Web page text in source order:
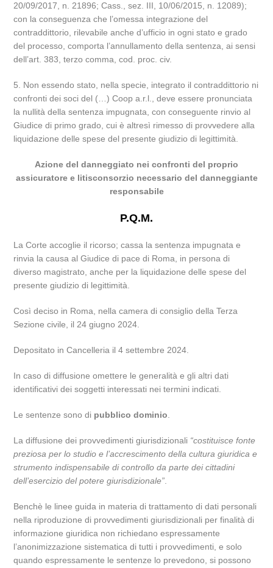
20/09/2017, n. 21896; Cass., sez. III, 10/06/2015, n. 12089);
con la conseguenza che l’omessa integrazione del
contraddittorio, rilevabile anche d’ufficio in ogni stato e grado
del processo, comporta l’annullamento della sentenza, ai sensi
dell’art. 383, terzo comma, cod. proc. civ.
5. Non essendo stato, nella specie, integrato il contraddittorio ni
confronti dei soci del (…) Coop a.r.l., deve essere pronunciata
la nullità della sentenza impugnata, con conseguente rinvio al
Giudice di primo grado, cui è altresì rimesso di provvedere alla
liquidazione delle spese del presente giudizio di legittimità.
Azione del danneggiato nei confronti del proprio
assicuratore e litisconsorzio necessario del danneggiante
responsabile
P.Q.M.
La Corte accoglie il ricorso; cassa la sentenza impugnata e
rinvia la causa al Giudice di pace di Roma, in persona di
diverso magistrato, anche per la liquidazione delle spese del
presente giudizio di legittimità.
Così deciso in Roma, nella camera di consiglio della Terza
Sezione civile, il 24 giugno 2024.
Depositato in Cancelleria il 4 settembre 2024.
In caso di diffusione omettere le generalità e gli altri dati
identificativi dei soggetti interessati nei termini indicati.
Le sentenze sono di pubblico dominio
La diffusione dei provvedimenti giurisdizionali “costituisce fonte
preziosa per lo studio e l’accrescimento della cultura giuridica e
strumento indispensabile di controllo da parte dei cittadini
dell’esercizio del potere giurisdizionale”
Benchè le linee guida in materia di trattamento di dati personali
nella riproduzione di provvedimenti giurisdizionali per finalità di
informazione giuridica non richiedano espressamente
l’anonimizzazione sistematica di tutti i provvedimenti, e solo
quando espressamente le sentenze lo prevedono, si possono